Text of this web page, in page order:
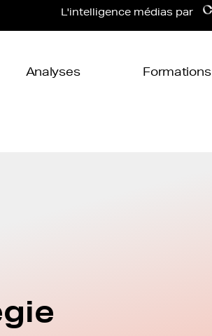
L'intelligence médias par
Analyses Formations